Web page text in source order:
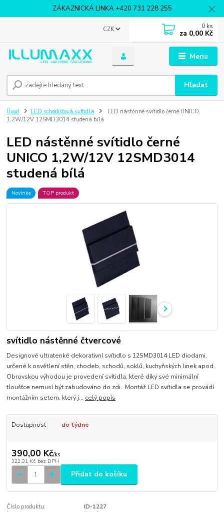
ZÁKAZNICKÁ LINKA +420 731 228 255
Menu
CZK
Hledat
0 ks
za 0,00 Kč
Úvod LED schodišťová svítidla
LED nástěnné svítidlo černé UNICO
1,2W/12V 12SMD3014 studená bílá
LED nástěnné svítidlo černé
UNICO 1,2W/12V 12SMD3014
studená bílá
Novinka TOP produkt
svítidlo nástěnné čtvercové
Designové ultratenké dekorativní svítidlo s 12SMD3014 LED diodami,
určené k osvětlení stěn, chodeb, schodů, soklů, kuchyňských linek apod.
Obrovskou výhodou je provedení svítidla, které díky své minimální
tloušťce nemusí být zabudováno do zdi. Montáž LED svítidla se provádí
montážním setem, který j... celý popis
Dostupnost do týdne
390,00 Kč/ks
322,31 Kč bez DPH
Přidat do košíku
Číslo produktu:
ID-1227